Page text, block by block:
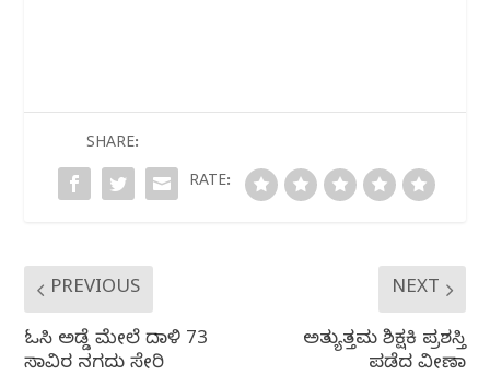
b
o
r A
p
ra
SHARE:
RATE:
PREVIOUS
ಓಸಿ ಅಡ್ಡೆ ಮೇಲೆ ದಾಳಿ 73
ಸಾವಿರ ನಗದು ಸೇರಿ
NEXT
ಅತ್ಯುತ್ತಮ ಶಿಕ್ಷಕಿ ಪ್ರಶಸ್ತಿ
ಪಡೆದ ವೀಣಾ